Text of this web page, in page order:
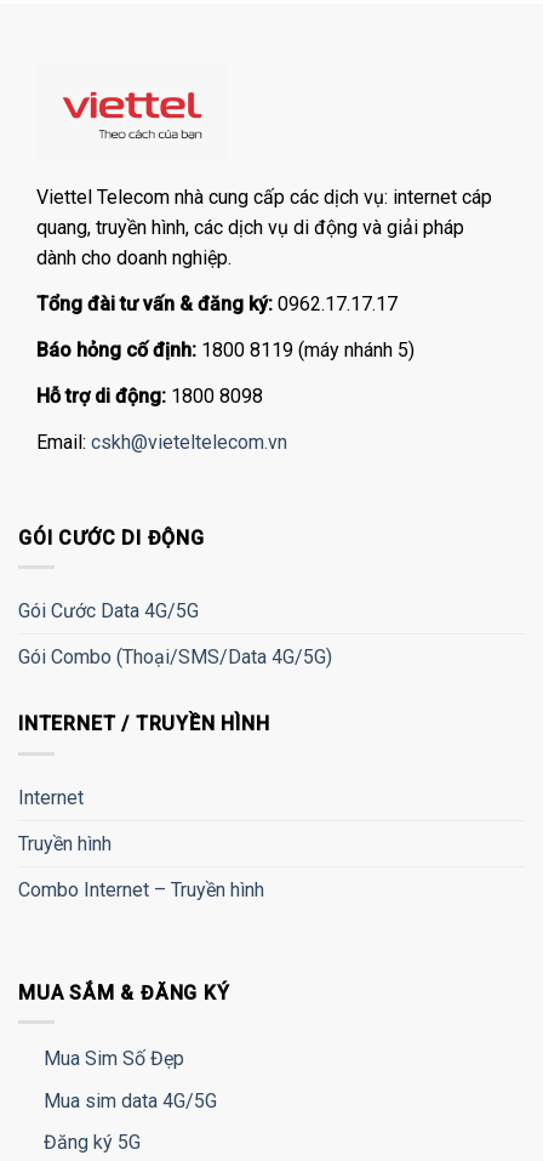
Viettel Telecom nhà cung cấp các dịch vụ: internet cáp
quang, truyền hình, các dịch vụ di động và giải pháp
dành cho doanh nghiệp.
Tổng đài tư vấn & đăng ký: 0962.17.17.17
Báo hỏng cố định: 1800 8119 (máy nhánh 5)
Hỗ trợ di động: 1800 8098
Email: cskh@vieteltelecom.vn
GÓI CƯỚC DI ĐỘNG
Gói Cước Data 4G/5G
Gói Combo (Thoại/SMS/Data 4G/5G)
INTERNET / TRUYỀN HÌNH
Internet
Truyền hình
Combo Internet – Truyền hình
MUA SẮM & ĐĂNG KÝ
Mua Sim Số Đẹp
Mua sim data 4G/5G
Đăng ký 5G